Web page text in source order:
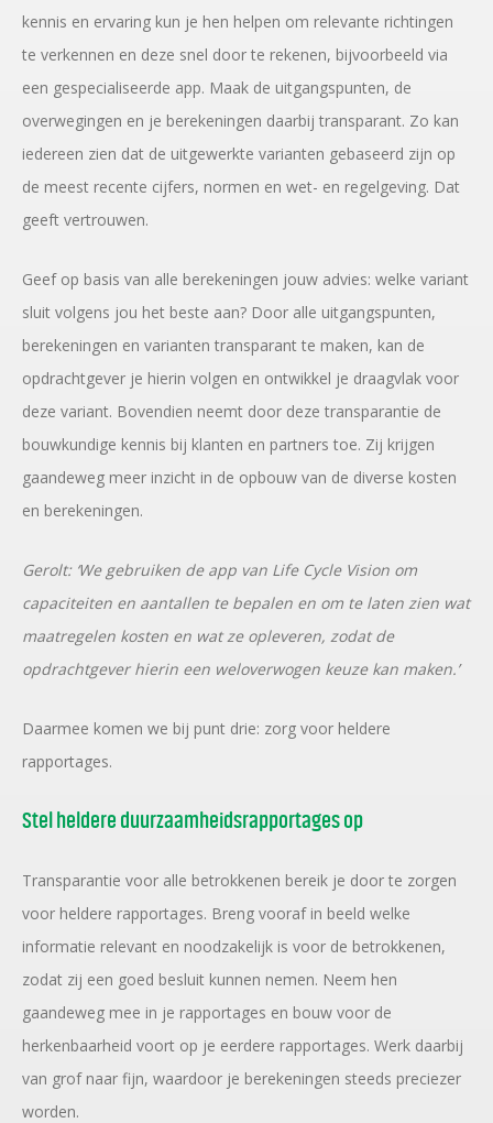
kennis en ervaring kun je hen helpen om relevante richtingen
te verkennen en deze snel door te rekenen, bijvoorbeeld via
een gespecialiseerde app. Maak de uitgangspunten, de
overwegingen en je berekeningen daarbij transparant. Zo kan
iedereen zien dat de uitgewerkte varianten gebaseerd zijn op
de meest recente cijfers, normen en wet- en regelgeving. Dat
geeft vertrouwen.
Geef op basis van alle berekeningen jouw advies: welke variant
sluit volgens jou het beste aan? Door alle uitgangspunten,
berekeningen en varianten transparant te maken, kan de
opdrachtgever je hierin volgen en ontwikkel je draagvlak voor
deze variant. Bovendien neemt door deze transparantie de
bouwkundige kennis bij klanten en partners toe. Zij krijgen
gaandeweg meer inzicht in de opbouw van de diverse kosten
en berekeningen.
Gerolt: ‘We gebruiken de app van Life Cycle Vision om
capaciteiten en aantallen te bepalen en om te laten zien wat
maatregelen kosten en wat ze opleveren, zodat de
opdrachtgever hierin een weloverwogen keuze kan maken.’
Daarmee komen we bij punt drie: zorg voor heldere
rapportages.
Stel heldere duurzaamheidsrapportages op
Transparantie voor alle betrokkenen bereik je door te zorgen
voor heldere rapportages. Breng vooraf in beeld welke
informatie relevant en noodzakelijk is voor de betrokkenen,
zodat zij een goed besluit kunnen nemen. Neem hen
gaandeweg mee in je rapportages en bouw voor de
herkenbaarheid voort op je eerdere rapportages. Werk daarbij
van grof naar fijn, waardoor je berekeningen steeds preciezer
worden.